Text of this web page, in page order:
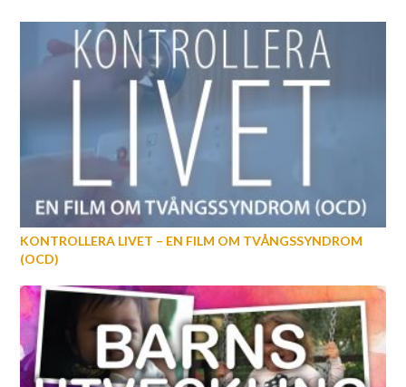
KONTROLLERA LIVET – EN FILM OM TVÅNGSSYNDROM
(OCD)